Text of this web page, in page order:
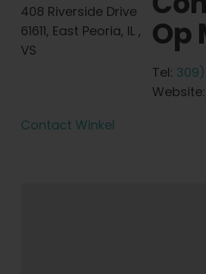
408 Riverside Drive
61611, East Peoria, IL ,
VS
Op
Tel: 309)
Website:
Contact Winkel